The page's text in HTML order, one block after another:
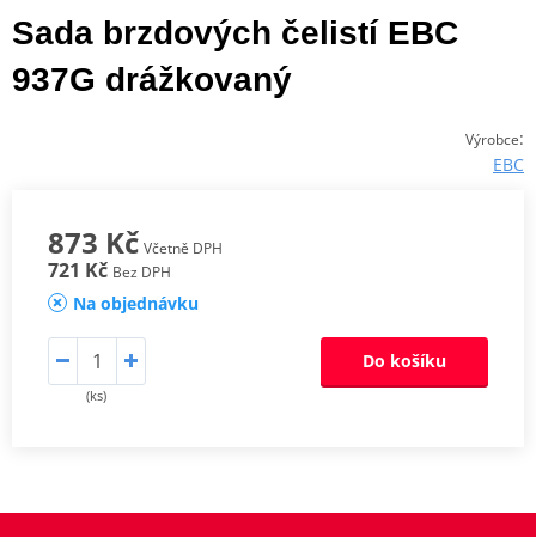
Sada brzdových čelistí EBC
937G drážkovaný
Výrobce:
EBC
873 Kč Včetně DPH
721 Kč Bez DPH
Na objednávku
(ks)
Do košíku